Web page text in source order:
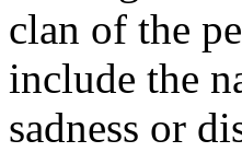
clan of the
include the
sadness or